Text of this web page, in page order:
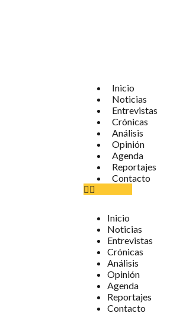
Inicio
Noticias
Entrevistas
Crónicas
Análisis
Opinión
Agenda
Reportajes
Contacto
Inicio
Noticias
Entrevistas
Crónicas
Análisis
Opinión
Agenda
Reportajes
Contacto